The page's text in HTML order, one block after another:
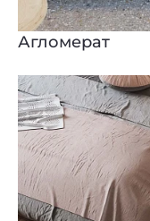
Агломерат